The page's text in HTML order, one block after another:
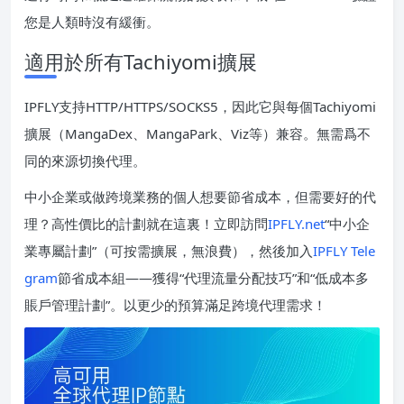
您是人類時沒有緩衝。
適用於所有Tachiyomi擴展
IPFLY支持HTTP/HTTPS/SOCKS5，因此它與每個Tachiyomi
擴展（MangaDex、MangaPark、Viz等）兼容。無需爲不
同的來源切換代理。
中小企業或做跨境業務的個人想要節省成本，但需要好的代
理？高性價比的計劃就在這裏！立即訪問IPFLY.net“中小企
業專屬計劃”（可按需擴展，無浪費），然後加入IPFLY Tele
gram節省成本組——獲得“代理流量分配技巧”和“低成本多
賬戶管理計劃”。以更少的預算滿足跨境代理需求！